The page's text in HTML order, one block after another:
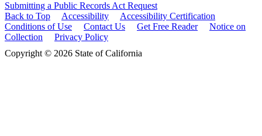
Submitting a Public Records Act Request
Back to Top
Accessibility
Accessibility Certification
Conditions of Use
Contact Us Get Free Reader
Notice on
Collection
Privacy Policy
Copyright © 2026 State of California